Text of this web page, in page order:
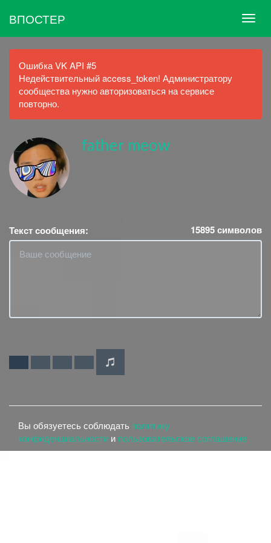
ВПОСТЕР
Ошибка VK API #5
Недействительный access_token! Администратору
сообщества нужно авторизоваться на сервисе
повторно.
father meow
Текст сообщения: 15895символов
Вы обязуетесь соблюдать политику
конфиденциальности и пользовательское соглашение